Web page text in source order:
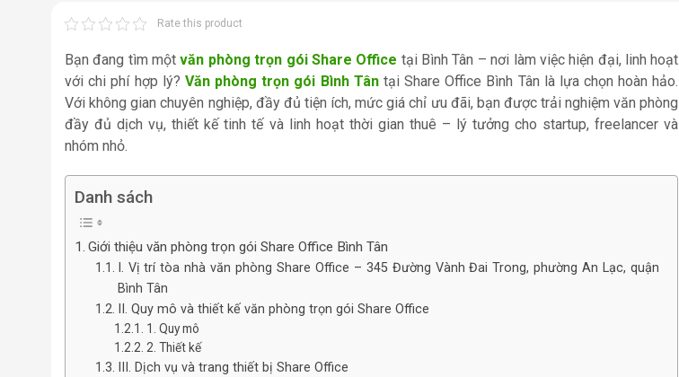
Rate this product
Bạn đang tìm mộtvăn phòng trọn gói Share Office tại Bình Tân – nơi làm việc hiện đại, linh hoạt
với chi phí hợp lý? Văn phòng trọn gói Bình Tântại Share Office Bình Tân là lựa chọn hoàn hảo.
Với không gian chuyên nghiệp, đầy đủ tiện ích, mức giá chỉ ưu đãi, bạn được trải nghiệm văn phòng
đầy đủ dịch vụ, thiết kế tinh tế và linh hoạt thời gian thuê – lý tưởng cho startup, freelancer và
nhóm nhỏ.
Danh sách
Giới thiệu văn phòng trọn gói Share Office Bình Tân
I. Vị trí tòa nhà văn phòng Share Office – 345 Đường Vành Đai Trong, phường An Lạc, quận
Bình Tân
II. Quy mô và thiết kế văn phòng trọn gói Share Office
1. Quy mô
2. Thiết kế
III. Dịch vụ và trang thiết bị Share Office